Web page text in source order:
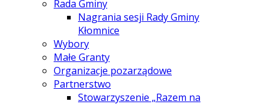
Rada Gminy
Nagrania sesji Rady Gminy
Kłomnice
Wybory
Małe Granty
Organizacje pozarządowe
Partnerstwo
Stowarzyszenie „Razem na